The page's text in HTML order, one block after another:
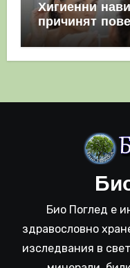
Хигиенни
причинят
полза
Био Поглед е
здравословно
изследвания в